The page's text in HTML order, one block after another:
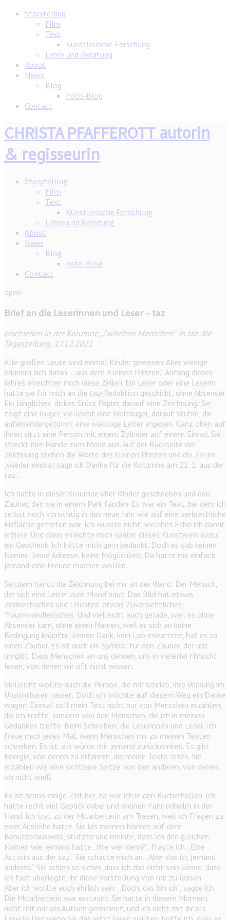
Storytelling
Film
Text
Künstlerische Forschung
Lehre und Beratung
About
News
Blog
Foto-Blog
Contact
CHRISTA PFAFFEROTT autorin
& regisseurin
Storytelling
Film
Text
Künstlerische Forschung
Lehre und Beratung
About
News
Blog
Foto-Blog
Contact
open
Brief an die Leserinnen und Leser – taz
erschienen in der Kolumne „Zwischen Menschen“, in taz. die
Tageszeitung, 17.12.2021
Alle großen Leute sind einmal Kinder gewesen. Aber wenige
erinnern sich daran – aus dem Kleinen Prinzen.“ Anfang dieses
Jahres erreichten mich diese Zeilen. Ein Leser oder eine Leserin
hatte sie für mich an die taz-Redaktion geschickt, ohne Absender.
Ein längliches, dickes Stück Papier, darauf eine Zeichnung: Sie
zeigt eine Kugel, vielleicht eine Weltkugel, darauf Stühle, die
aufeinandergetürmt eine wacklige Leiter ergeben. Ganz oben auf
ihnen sitzt eine Person mit einem Zylinder auf einem Einrad. Sie
streckt ihre Hände zum Mond aus. Auf der Rückseite der
Zeichnung stehen die Worte des kleinen Prinzen und die Zeilen
„wieder einmal sage ich Danke für die Kolumne am 22. 1. aus der
taz“.
Ich hatte in dieser Kolumne über Kinder geschrieben und den
Zauber, den sie in einem Park fanden. Es war ein Text, bei dem ich
selbst noch vorsichtig in das neue Jahr wie auf eine zerbrechliche
Eisfläche getreten war. Ich wusste nicht, welches Echo ich damit
erziele. Und dann erreichte mich später dieses Kunstwerk dazu:
ein Geschenk. Ich hätte mich gern bedankt. Doch es gab keinen
Namen, keine ­Adresse, keine Möglichkeit. Da hatte mir einfach
jemand eine Freude machen wollen.
Seitdem hängt die Zeichnung bei mir an der Wand: Der Mensch,
der sich eine Leiter zum Mond baut. Das Bild hat etwas
Zerbrechliches und Leichtes, etwas Zuversichtliches,
Traumwandlerisches. Und vielleicht auch gerade, weil es ohne
Absender kam, ohne einen Namen, weil es sich an keine
Bedingung knüpfte, keinen Dank, kein Lob erwartete, hat es so
einen Zauber. Es ist auch ein Symbol für den Zauber, der uns
umgibt. Dass Menschen an uns denken, uns in vielerlei Hinsicht
lesen, von denen wir oft nicht wissen.
Vielleicht wollte auch die Person, die mir schrieb, ihre Wirkung im
Unsichtbaren lassen. Doch ich möchte auf diesem Weg ein Danke
wagen. Einmal soll mein Text nicht nur von Menschen erzählen,
die ich treffe, sondern von den Menschen, die ich in meinen
Gedanken treffe. Beim ­Schreiben: die Leserinnen und Leser. Ich
freue mich jedes Mal, wenn Menschen mir zu meinen Texten
schreiben. Es ist, als würde mir jemand zurückwinken. Es gibt
Energie, von denen zu erfahren, die meine Texte lesen. Sie
erzählen wie eine sichtbare Spitze von den anderen, von denen
ich nicht weiß.
Es ist schon einige Zeit her, da war ich in den Bücherhallen. Ich
hatte recht viel Gepäck dabei und meinen Fahrradhelm in der
Hand. Ich trat zu der Mitarbeiterin am Tresen, weil ich Fragen zu
einer Ausleihe hatte. Sie las meinen Namen auf dem
Benutzerausweis, stutzte und meinte, dass ich den gleichen
Namen wie jemand hätte. „Wie wer denn?“, fragte ich. „Eine
Autorin aus der taz.“ Sie schaute mich an. „Aber das ist jemand
anderes.“ Sie schien so sicher, dass ich das nicht sein könne, dass
ich fast überlegte, ihr diese Vorstellung von mir zu lassen.
Aber ich wollte auch ehrlich sein: „Doch, das bin ich“, sagte ich.
Die Mitarbeiterin war erstaunt. Sie hatte in diesem Moment
nicht mit mir als Autorin gerechnet, und ich nicht mit ihr als